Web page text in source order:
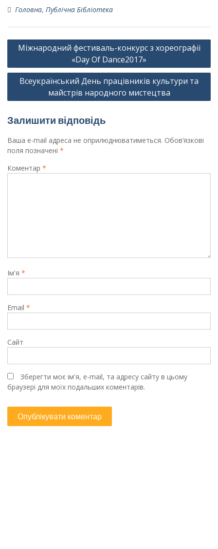
Головна, Публічна Бібліотека
Навігація
Міжнародний фестиваль-конкурс з хореографіі
«Day Of Dance2017»
Всеукраїнський День працівників культури та
майстрів народного мистецтва
Залишити відповідь
Ваша e-mail адреса не оприлюднюватиметься. Обов’язкові
поля позначені *
Коментар *
Ім'я *
Email *
Сайт
Зберегти моє ім'я, e-mail, та адресу сайту в цьому
браузері для моїх подальших коментарів.